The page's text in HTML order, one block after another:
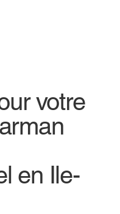
votre
en Ile-